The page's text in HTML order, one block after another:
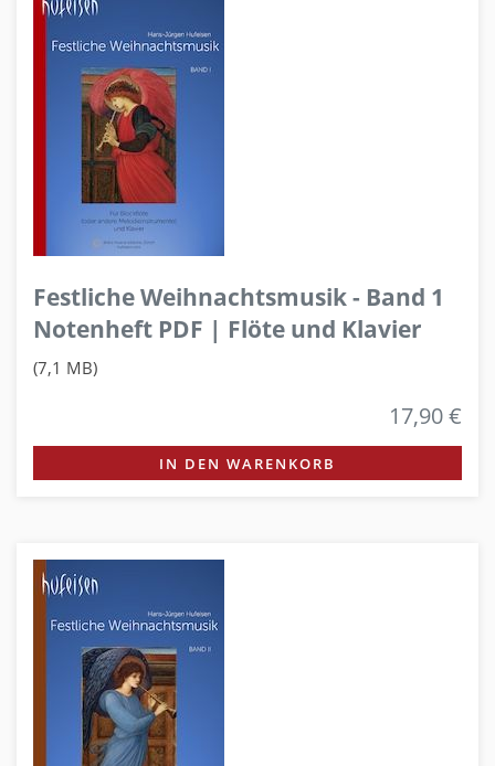
Festliche Weihnachtsmusik - Band 1
Notenheft PDF | Flöte und Klavier
(7,1 MB)
17,90 €
IN DEN WARENKORB